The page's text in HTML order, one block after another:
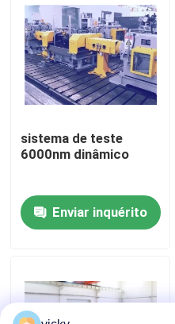
Visita à fábrica
Controle de Qualidade
Casos
Dinamômetro de alta
sistema de teste
6000nm dinâmico
Enviar inquérito